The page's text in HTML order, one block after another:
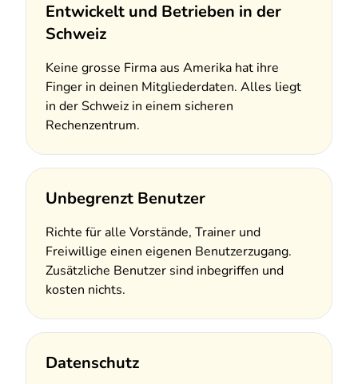
Entwickelt und Betrieben in der
Schweiz
Keine grosse Firma aus Amerika hat ihre
Finger in deinen Mitgliederdaten. Alles liegt
in der Schweiz in einem sicheren
Rechenzentrum.
Unbegrenzt Benutzer
Richte für alle Vorstände, Trainer und
Freiwillige einen eigenen Benutzerzugang.
Zusätzliche Benutzer sind inbegriffen und
kosten nichts.
Datenschutz